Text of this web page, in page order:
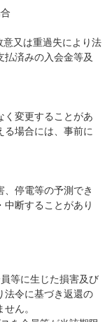
又は重過失により法
払済みの入会金等及
く変更することがあ
る場合には、事前に
停電等の予測でき
断することがあり
等に生じた損害及び
法令に基づき返還の
ん。